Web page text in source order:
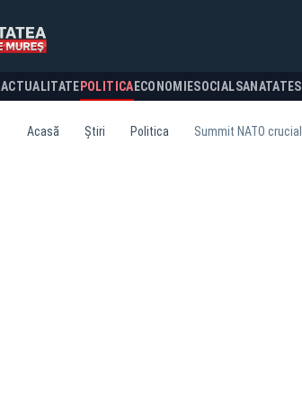
ACTUALITATE POLITICA ECONOMIESOCIALSANATATE
Acasă Știri Politica Summit NATO